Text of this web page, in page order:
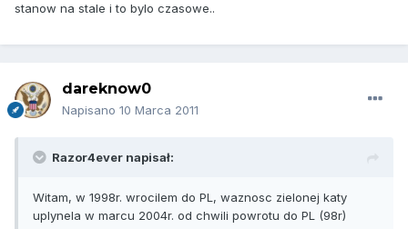
stanow na stale i to bylo czasowe..
dareknow0
Napisano 10 Marca 2011
Razor4ever napisał:
Witam, w 1998r. wrocilem do PL, waznosc zielonej katy
uplynela w marcu 2004r. od chwili powrotu do PL (98r)